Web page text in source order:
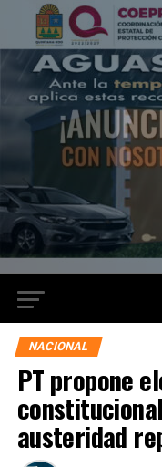
NACIONAL
PT propone
austeridad